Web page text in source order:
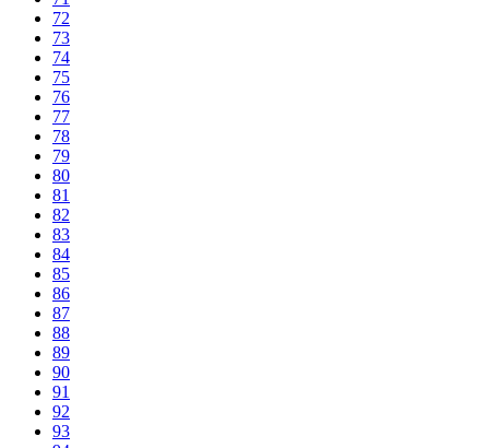
72
73
74
75
76
77
78
79
80
81
82
83
84
85
86
87
88
89
90
91
92
93